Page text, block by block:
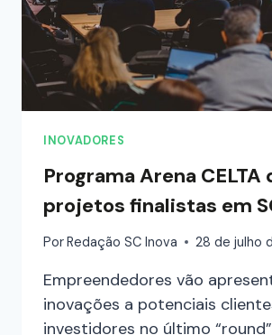
INOVADORES
Programa Arena CELTA
projetos finalistas em
PorRedação SC Inova 28 de julho
Empreendedores vão
inovações a potenciais
investidores no último